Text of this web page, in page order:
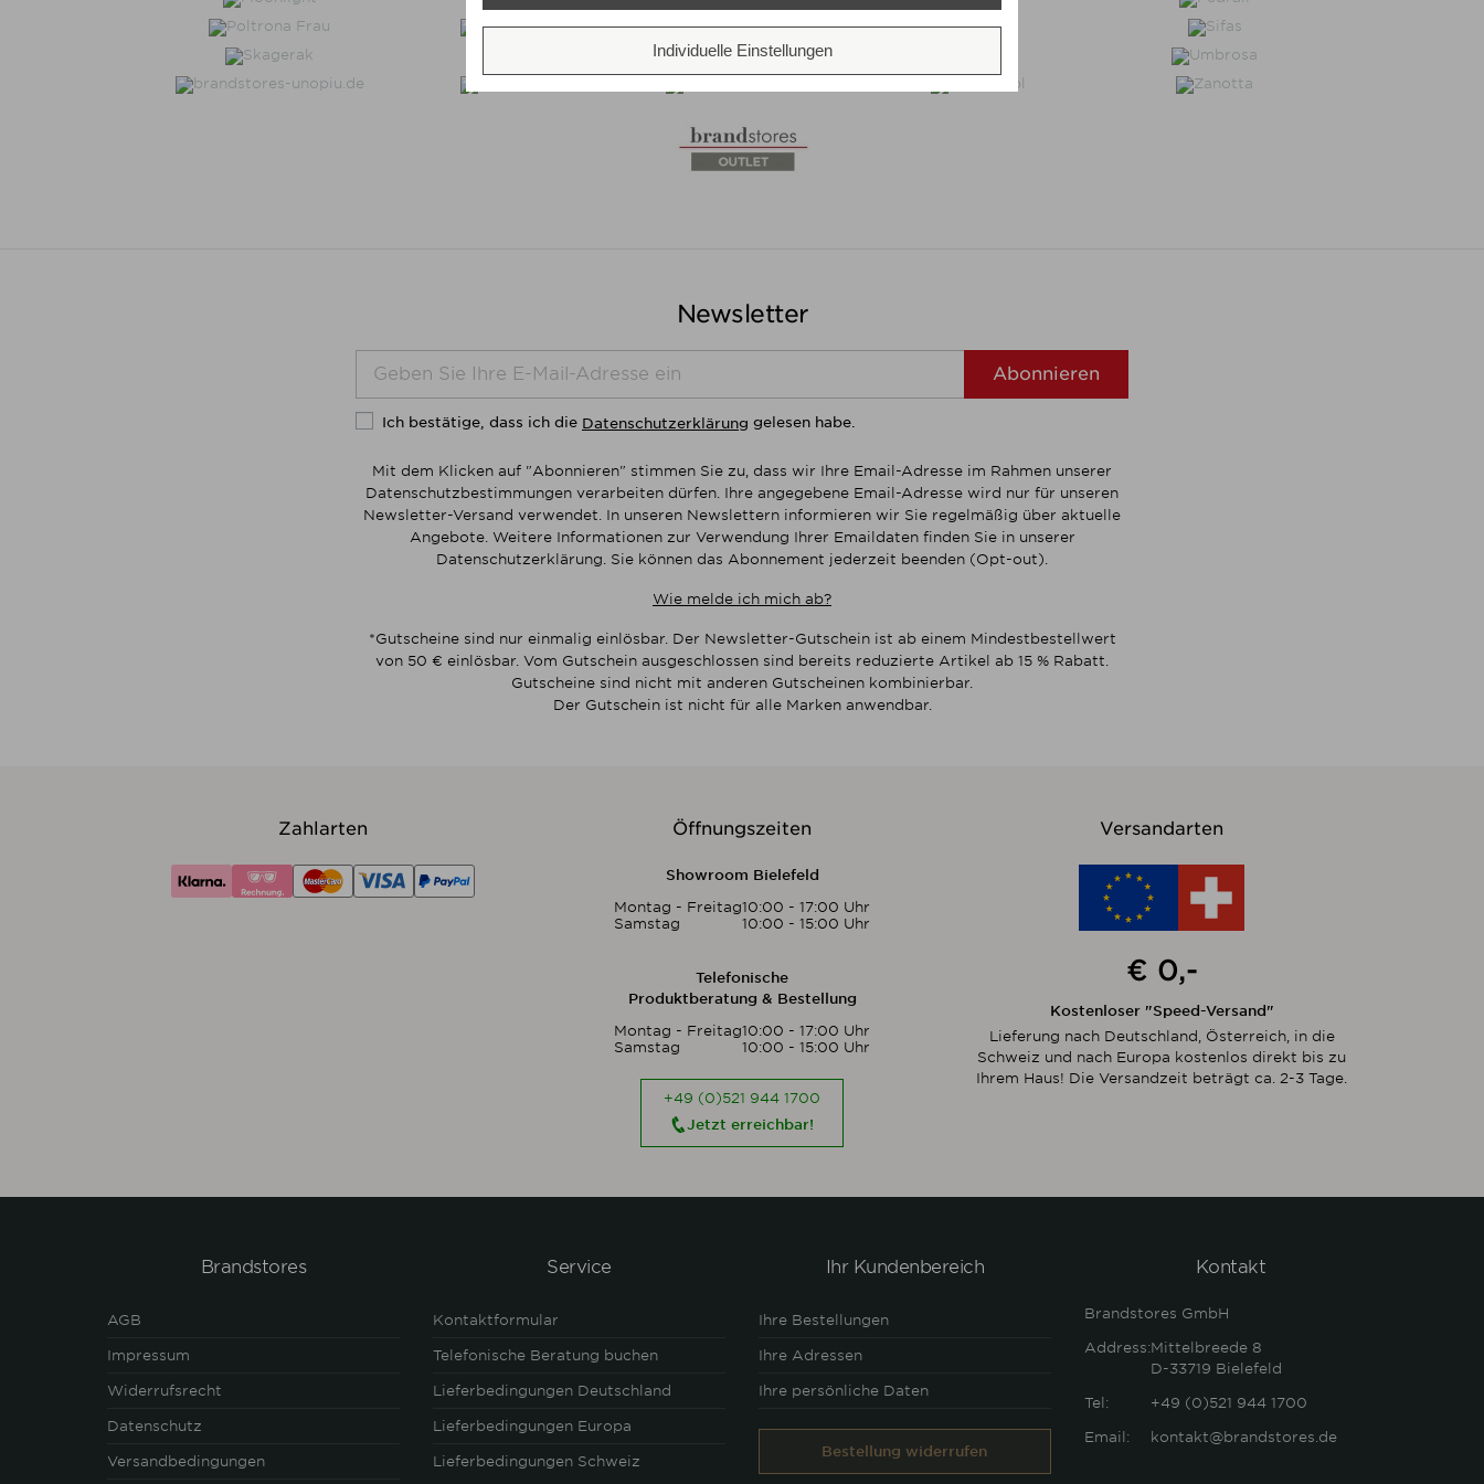
Newsletter
Abonnieren
Ich bestätige, dass ich die Datenschutzerklärung gelesen habe.
Mit dem Klicken auf "Abonnieren" stimmen Sie zu, dass wir Ihre Email-Adresse im Rahmen unserer
Datenschutzbestimmungen verarbeiten dürfen. Ihre angegebene Email-Adresse wird nur für unseren
Newsletter-Versand verwendet. In unseren Newslettern informieren wir Sie regelmäßig über aktuelle
Angebote. Weitere Informationen zur Verwendung Ihrer Emaildaten finden Sie in unserer
Datenschutzerklärung. Sie können das Abonnement jederzeit beenden (Opt-out).
Wie melde ich mich ab?
*Gutscheine sind nur einmalig einlösbar. Der Newsletter-Gutschein ist ab einem Mindestbestellwert
von 50 € einlösbar. Vom Gutschein ausgeschlossen sind bereits reduzierte Artikel ab 15 % Rabatt.
Gutscheine sind nicht mit anderen Gutscheinen kombinierbar.
Der Gutschein ist nicht für alle Marken anwendbar.
Zahlarten Öffnungszeiten
Showroom Bielefeld
Montag - Freitag10:00 - 17:00 Uhr
Samstag
10:00 - 15:00 Uhr
Telefonische
Produktberatung & Bestellung
Montag - Freitag10:00 - 17:00 Uhr
Samstag
10:00 - 15:00 Uhr
+49 (0)521 944 1700
Jetzt erreichbar!
Versandarten
€ 0,-
Kostenloser "Speed-Versand"
Lieferung nach Deutschland, Österreich, in die
Schweiz und nach Europa kostenlos direkt bis zu
Ihrem Haus! Die Versandzeit beträgt ca. 2-3 Tage.
Brandstores
AGB
Impressum
Widerrufsrecht
Datenschutz
Versandbedingungen
Service
Kontaktformular
Telefonische Beratung buchen
Lieferbedingungen Deutschland
Lieferbedingungen Europa
Lieferbedingungen Schweiz
Ihr Kundenbereich
Ihre Bestellungen
Ihre Adressen
Ihre persönliche Daten
Bestellung widerrufen
Kontakt
Brandstores GmbH
Address:Mittelbreede 8
D-33719 Bielefeld
Tel: +49 (0)521 944 1700
Email: kontakt@brandstores.de
Individuelle Einstellungen